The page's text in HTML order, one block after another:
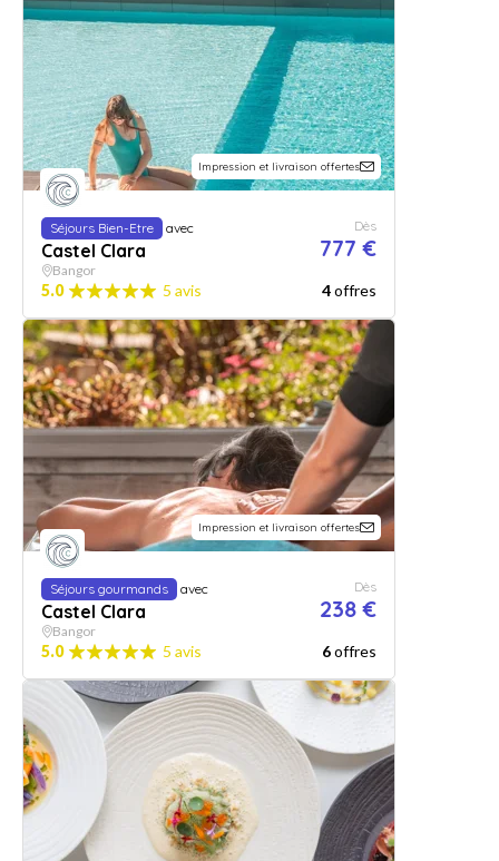
Impression et livraison offertes
Séjours Bien-Etre avec
Castel Clara
Dès
777 €
Bangor
5.0 5 avis 4offres
Impression et livraison offertes
Séjours gourmands avec
Castel Clara
Dès
238 €
Bangor
5.0 5 avis 6offres